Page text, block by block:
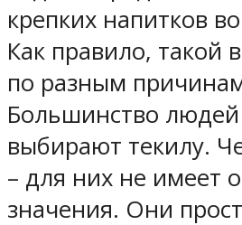
крепких напитков
Как правило, такой
по разным
Большинство
выбирают текилу.
– для них не имеет
значения. Они